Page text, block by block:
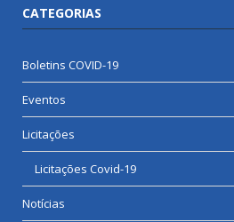
CATEGORIAS
Boletins COVID-19
Eventos
Licitações
Licitações Covid-19
Notícias